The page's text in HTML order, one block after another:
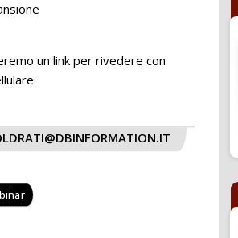
un link per rivedere con